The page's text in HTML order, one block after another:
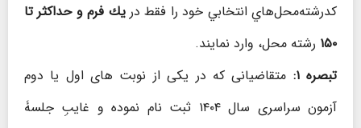
کدرشته‌محل‌هاي انتخابي خود را فقط در يك فرم و حداكثر تا
۱۵۰ رشته محل، وارد نمايند.
تبصره ۱:
متقاضیانی که در یکی از نوبت های اول یا دوم
آزمون سراسری سال ۱۴۰۴ ثبت نام نموده و غایبِ جلسۀ